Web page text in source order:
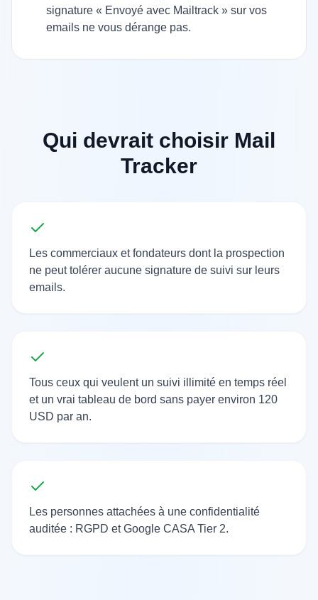
signature « Envoyé avec Mailtrack » sur vos
emails ne vous dérange pas.
Qui devrait choisir Mail
Tracker
Les commerciaux et fondateurs dont la prospection
ne peut tolérer aucune signature de suivi sur leurs
emails.
Tous ceux qui veulent un suivi illimité en temps réel
et un vrai tableau de bord sans payer environ 120
USD par an.
Les personnes attachées à une confidentialité
auditée : RGPD et Google CASA Tier 2.